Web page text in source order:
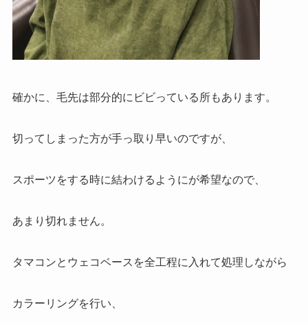
確かに、毛先は部分的にビビっている所もあります。
切ってしまった方が手っ取り早いのですが、
スポーツをする時に結わけるようにが希望なので、
あまり切れません。
タマコンとウェコベースを全工程に入れて処理しながら
カラーリングを行い、